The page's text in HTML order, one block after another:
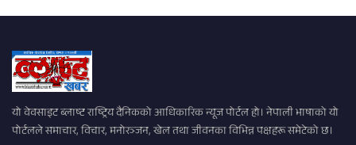
यो वेवसाइट ब्लाष्ट राष्ट्रिय दैनिकको आधिकारिक न्यूज पोर्टल हो। नेपाली भाषाको यो
पोर्टलले समाचार, विचार, मनोरञ्जन, खेल तथा जीवनका विभिन्न पक्षहरू समेटेको छ।